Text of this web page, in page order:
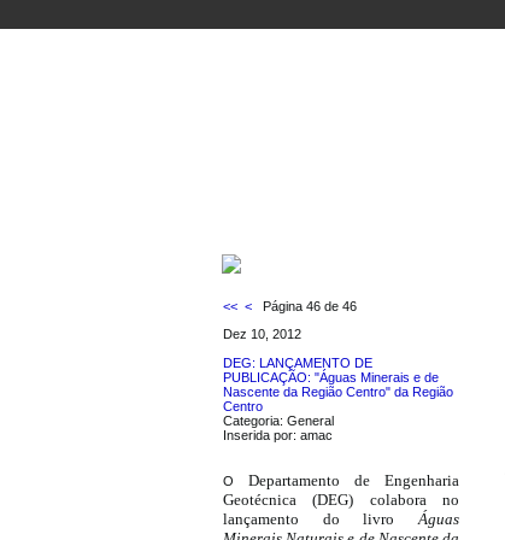
<< <
Página 46 de 46
Dez 10, 2012
DEG: LANÇAMENTO DE
PUBLICAÇÃO: "Águas Minerais e de
Nascente da Região Centro" da Região
Centro
Categoria: General
Inserida por: amac
O
Departamento de Engenharia
Geotécnica (DEG) colabora no
lançamento do livroÁguas